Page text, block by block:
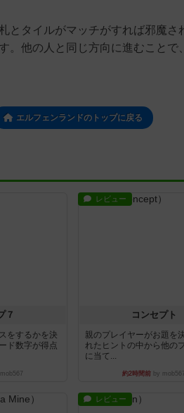
とタイルがマッチがすれば邪魔
。他の人と同じ方向に進むこと
エルフェンランドのトップに戻る
７
をするかを決
ド数字が得点
レビュー
コンセプト
親のプレイヤーがお題を
れたヒントの中から他の
に当て...
約2時間前 by mob567
レビュー